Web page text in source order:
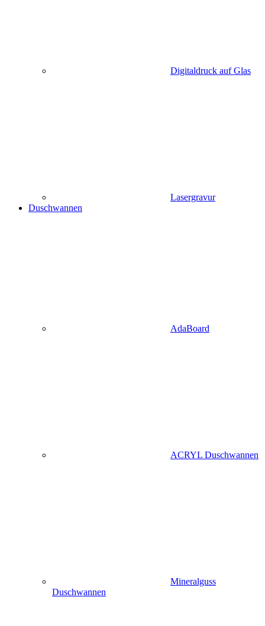
Digitaldruck auf Glas
Lasergravur
Duschwannen
AdaBoard
ACRYL Duschwannen
Mineralguss
Duschwannen